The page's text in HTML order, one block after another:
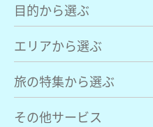
目的から選ぶ
エリアから選ぶ
旅の特集から選ぶ
その他サービス